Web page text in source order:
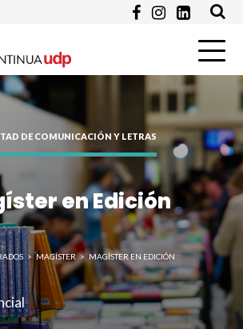
DE COMUNICACIÓN Y LETRAS
en Edición
> MAGÍSTER > MAGÍSTER EN EDICIÓN